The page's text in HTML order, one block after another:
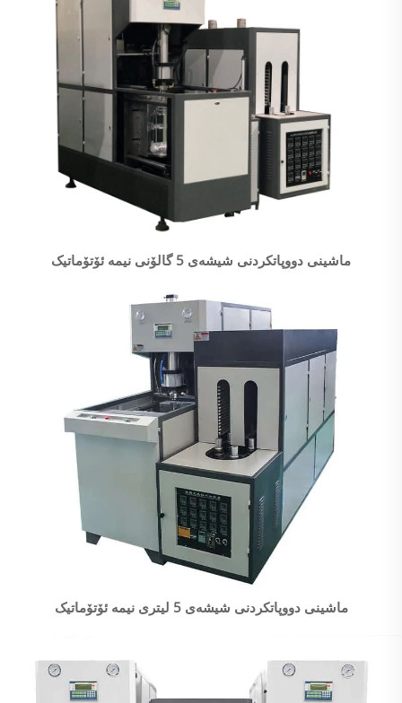
ماشینی دووپاتکردنی شیشەی 5 گالۆنی نیمە ئۆتۆماتیک
ماشینی دووپاتکردنی شیشەی 5 لیتری نیمە ئۆتۆماتیک